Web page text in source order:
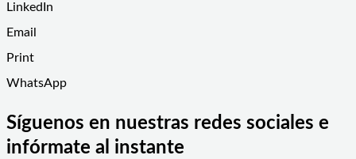
LinkedIn
Email
Print
WhatsApp
Síguenos en nuestras redes sociales e
infórmate al instante